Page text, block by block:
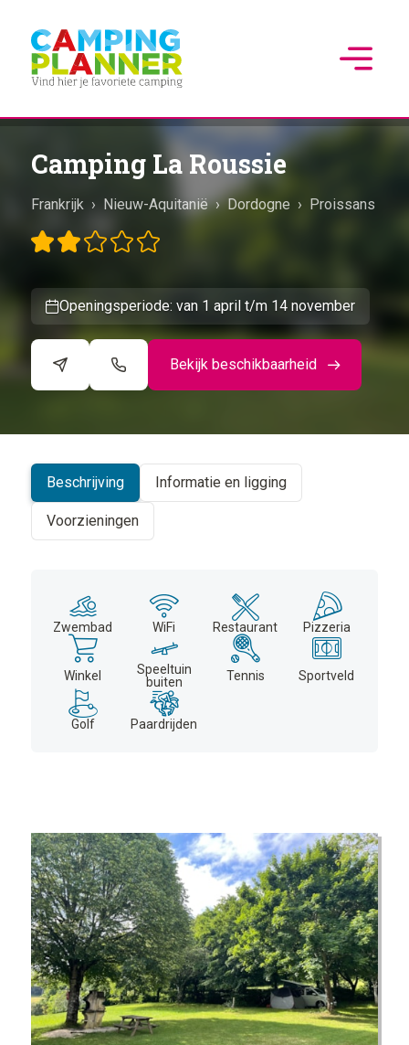
Camping La Roussie
Frankrijk › Nieuw-Aquitanië › Dordogne › Proissans
Openingsperiode: van 1 april t/m 14 november
Bekijk beschikbaarheid
+
Beschrijving Informatie en ligging
Voorzieningen
Zwembad WiFi Restaurant Pizzeria
Winkel
Speeltuin
buiten
Tennis Sportveld
Golf Paardrijden